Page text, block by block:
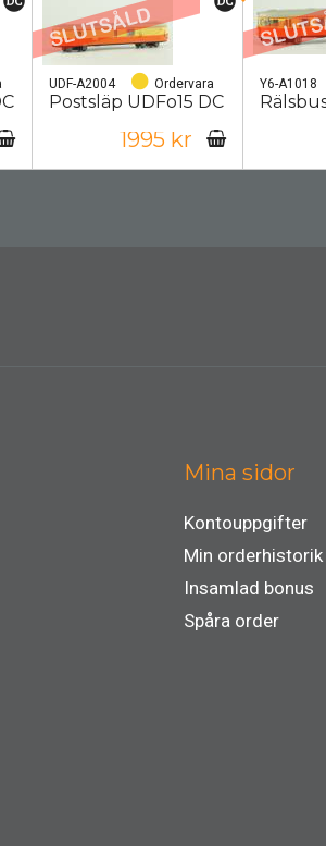
UDF-A2004 Ordervara
Postsläp UDFo15 DC
1995 kr
Y6-A1018
Mina sidor
Kontouppgifter
Min orderhistorik
Insamlad bonus
Spåra order